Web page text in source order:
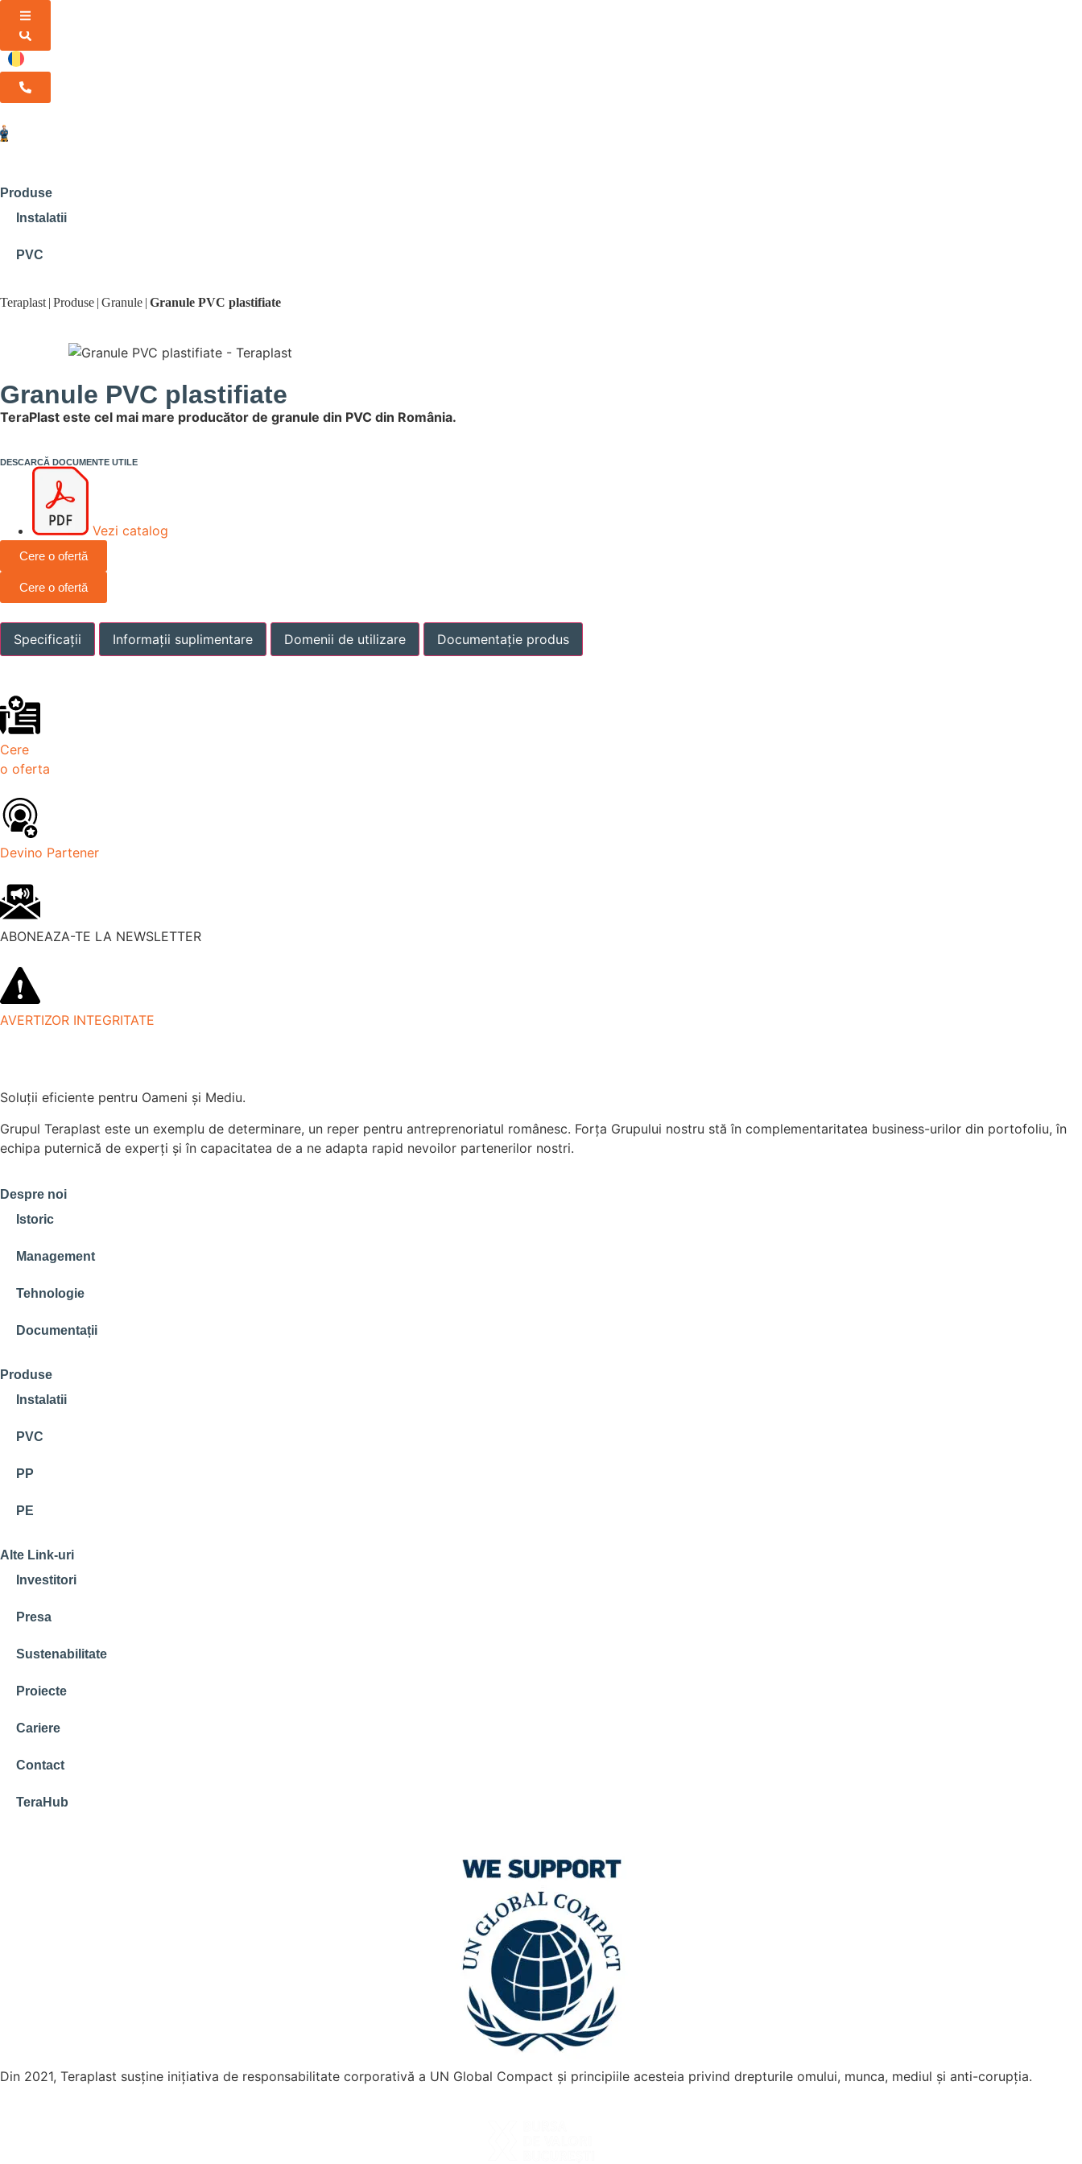
Produse
Instalatii
PVC
Teraplast | Produse | Granule | Granule PVC plastifiate
Granule PVC plastifiate
TeraPlast este cel mai mare producător de granule din PVC din România.
DESCARCĂ DOCUMENTE UTILE
Vezi catalog
Cere o ofertă
Cere o ofertă
Specificații Informații suplimentare Domenii de utilizare Documentație produs
Cere
o oferta
Devino Partener
ABONEAZA-TE LA NEWSLETTER
AVERTIZOR INTEGRITATE
Soluții eficiente pentru Oameni și Mediu.
Grupul Teraplast este un exemplu de determinare, un reper pentru antreprenoriatul românesc. Forța Grupului nostru stă în complementaritatea business-urilor din portofoliu, în
echipa puternică de experți și în capacitatea de a ne adapta rapid nevoilor partenerilor nostri.
Despre noi
Istoric
Management
Tehnologie
Documentații
Produse
Instalatii
PVC
PP
PE
Alte Link-uri
Investitori
Presa
Sustenabilitate
Proiecte
Cariere
Contact
TeraHub
Din 2021, Teraplast susține inițiativa de responsabilitate corporativă a UN Global Compact și principiile acesteia privind drepturile omului, munca, mediul și anti-corupția.